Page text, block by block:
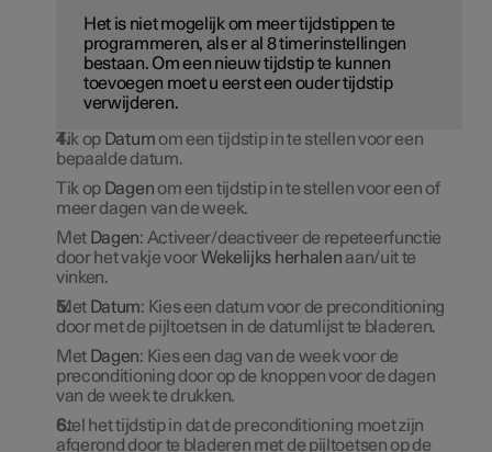
Het is niet mogelijk om meer tijdstippen te
programmeren, als er al 8 timerinstellingen
bestaan. Om een nieuw tijdstip te kunnen
toevoegen moet u eerst een ouder tijdstip
verwijderen.
Tik op Datum om een tijdstip in te stellen voor een
bepaalde datum.
Tik op Dagen om een tijdstip in te stellen voor een of
meer dagen van de week.
Met Dagen: Activeer/deactiveer de repeteerfunctie
door het vakje voorWekelijks herhalen aan/uit te
vinken.
Met Datum: Kies een datum voor de preconditioning
door met de pijltoetsen in de datumlijst te bladeren.
Met Dagen: Kies een dag van de week voor de
preconditioning door op de knoppen voor de dagen
van de week te drukken.
Stel het tijdstip in dat de preconditioning moet zijn
afgerond door te bladeren met de pijltoetsen op de